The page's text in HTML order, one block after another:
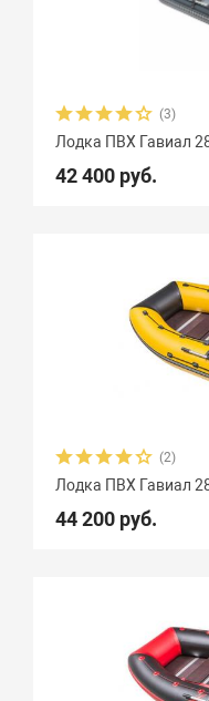
Диаметр
Тип швов
Максимальная
Вес, кг
Вид транца
Фальшборт
(3)
Лодка ПВХ Гавиал
42 400 руб.
(2)
Лодка ПВХ Гавиал
44 200 руб.